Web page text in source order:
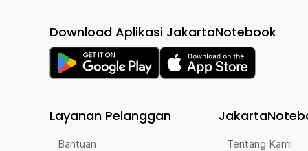
Download Aplikasi JakartaNotebook
Layanan Pelanggan
Bantuan Tentang Kami